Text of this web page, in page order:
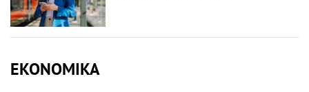
EKONOMIKA